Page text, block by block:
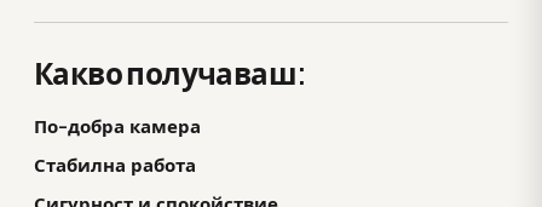
Какво получаваш:
По-добра камера
Стабилна работа